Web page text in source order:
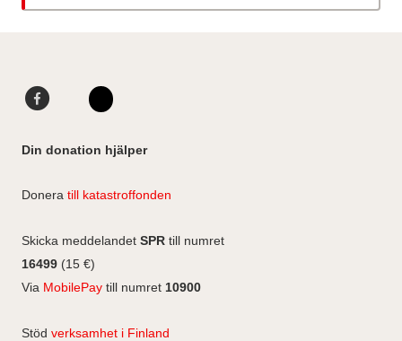
c
b
o
k
n
t
g
r
a
n
e
I
Din donation hjälper
Donera till katastroffonden
Skicka meddelandet SPR till numret
16499 (15 €)
Via MobilePay till numret 10900
Stöd verksamhet i Finland